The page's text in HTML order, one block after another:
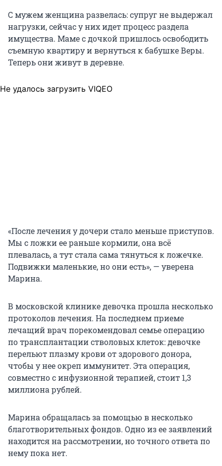
С мужем женщина развелась: супруг не выдержал
нагрузки, сейчас у них идет процесс раздела
имущества. Маме с дочкой пришлось освободить
съемную квартиру и вернуться к бабушке Веры.
Теперь они живут в деревне.
Не удалось загрузить VIQEO
«После лечения у дочери стало меньше приступов.
Мы с ложки ее раньше кормили, она всё
плевалась, а тут стала сама тянуться к ложечке.
Подвижки маленькие, но они есть», — уверена
Марина.
В московской клинике девочка прошла несколько
протоколов лечения. На последнем приеме
лечащий врач порекомендовал семье операцию
по трансплантации стволовых клеток: девочке
перельют плазму крови от здорового донора,
чтобы у нее окреп иммунитет. Эта операция,
совместно с инфузионной терапией, стоит 1,3
миллиона рублей.
Марина обращалась за помощью в несколько
благотворительных фондов. Одно из ее заявлений
находится на рассмотрении, но точного ответа по
нему пока нет.